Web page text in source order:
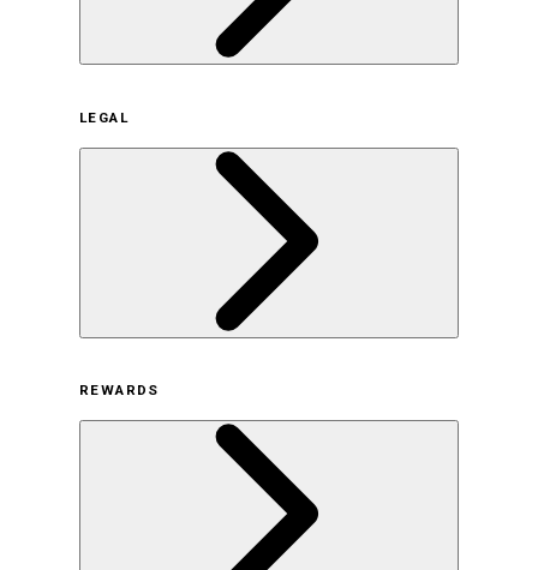
サステナビリティの取り組み（日本）
サステナビリティの取り組み（米国/英語）
ヒストリー
採用情報
LEGAL
オンラインストア利用規約
プライバシーポリシー
特定商取引法に基づく表示
古物営業法に基づく表示
REWARDS